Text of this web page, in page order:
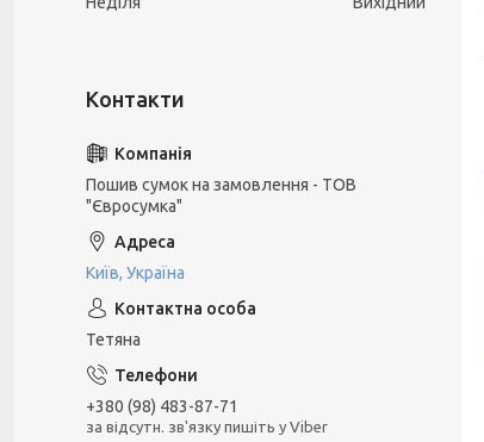
Пошив сумок на замовлення - ТОВ
"Євросумка"
Київ, Україна
Тетяна
+380 (98) 483-87-71
за відсутн. зв'язку пишіть у Viber